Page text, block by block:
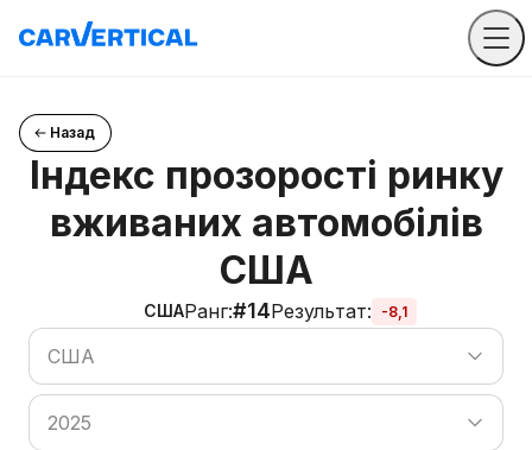
Назад
Індекс прозорості ринку
вживаних автомобілів
США
СШАРанг:#14Результат: -8,1
Пошук країни
США
Пошук країни
2025